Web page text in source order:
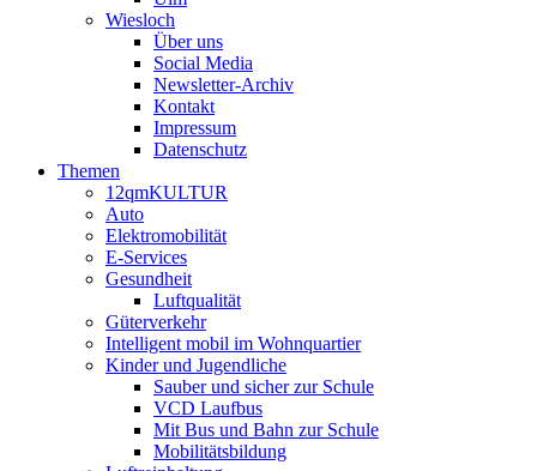
Wiesloch
Über uns
Social Media
Newsletter-Archiv
Kontakt
Impressum
Datenschutz
Themen
12qmKULTUR
Auto
Elektromobilität
E-Services
Gesundheit
Luftqualität
Güterverkehr
Intelligent mobil im Wohnquartier
Kinder und Jugendliche
Sauber und sicher zur Schule
VCD Laufbus
Mit Bus und Bahn zur Schule
Mobilitätsbildung